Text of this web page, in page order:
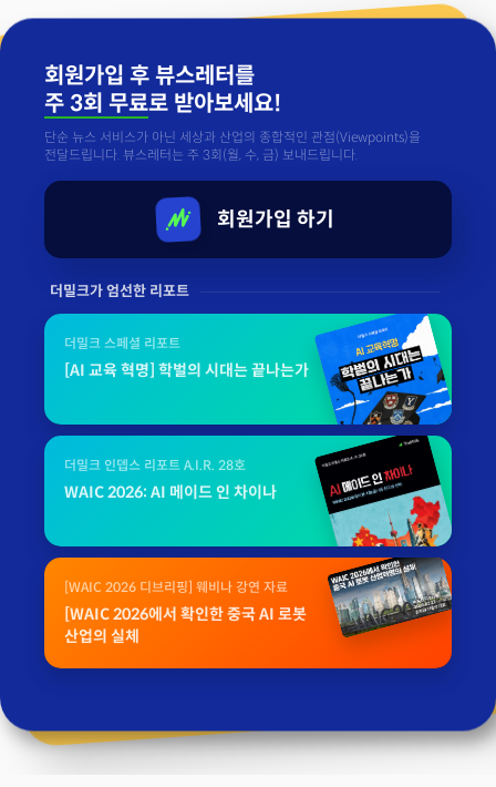
회원가입 후 뷰스레터를
주 3회 무료로 받아보세요!
단순 뉴스 서비스가 아닌 세상과 산업의 종합적인 관점(Viewpoints)을
전달드립니다. 뷰스레터는 주 3회(월, 수, 금) 보내드립니다.
회원가입 하기
더밀크가 엄선한 리포트
더밀크 스페셜 리포트
[AI 교육 혁명] 학벌의 시대는 끝나는가
더밀크 인뎁스 리포트 A.I.R. 28호
WAIC 2026: AI 메이드 인 차이나
[WAIC 2026 디브리핑] 웨비나 강연 자료
[WAIC 2026에서 확인한 중국 AI 로봇
산업의 실체